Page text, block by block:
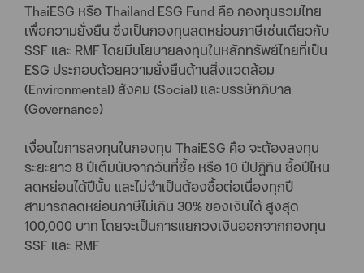
ThaiESG หรือ Thailand ESG Fund คือ กองทุนรวมไทย
เพื่อความยั่งยืน ซึ่งเป็นกองทุนลดหย่อนภาษีเช่นเดียวกับ
SSF และ RMF โดยมีนโยบายลงทุนในหลักทรัพย์ไทยที่เป็น
ESG ประกอบด้วยความยั่งยืนด้านสิ่งแวดล้อม
(Environmental) สังคม (Social) และบรรษัทภิบาล
(Governance)
เงื่อนไขการลงทุนในกองทุน ThaiESG คือ จะต้องลงทุน
ระยะยาว 8 ปีเต็มนับจากวันที่ซื้อ หรือ 10 ปีปฏิทิน ซื้อปีไหน
ลดหย่อนได้ปีนั้น และไม่จำเป็นต้องซื้อต่อเนื่องทุกปี
สามารถลดหย่อนภาษีไม่เกิน 30% ของเงินได้ สูงสุด
100,000 บาท โดยจะเป็นการแยกวงเงินออกจากกองทุน
SSF และ RMF